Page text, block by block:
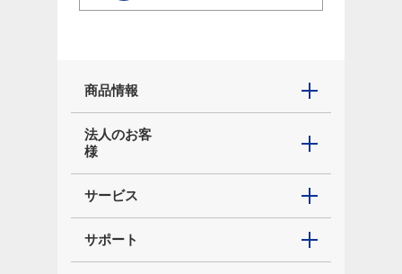
商品情報
法人のお客
様
サービス
サポート